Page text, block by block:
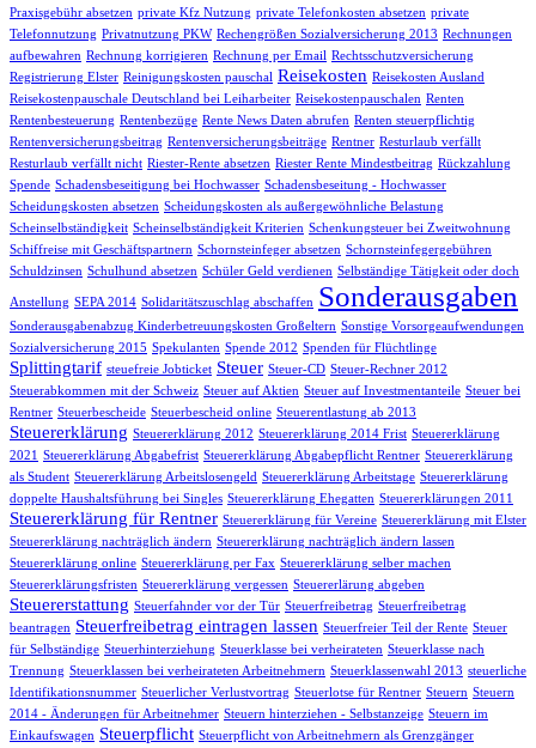
Praxisgebühr absetzen private Kfz Nutzung private Telefonkosten absetzen private
Telefonnutzung Privatnutzung PKW Rechengrößen Sozialversicherung 2013 Rechnungen
aufbewahren Rechnung korrigieren Rechnung per Email Rechtsschutzversicherung
Registrierung Elster Reinigungskosten pauschal Reisekosten Reisekosten Ausland
Reisekostenpauschale Deutschland bei Leiharbeiter Reisekostenpauschalen Renten
Rentenbesteuerung Rentenbezüge Rente News Daten abrufen Renten steuerpflichtig
Rentenversicherungsbeitrag Rentenversicherungsbeiträge Rentner Resturlaub verfällt
Resturlaub verfällt nicht Riester-Rente absetzen Riester Rente Mindestbeitrag Rückzahlung
Spende Schadensbeseitigung bei Hochwasser Schadensbeseitung - Hochwasser
Scheidungskosten absetzen Scheidungskosten als außergewöhnliche Belastung
Scheinselbständigkeit Scheinselbständigkeit Kriterien Schenkungsteuer bei Zweitwohnung
Schiffreise mit Geschäftspartnern Schornsteinfeger absetzen Schornsteinfegergebühren
Schuldzinsen Schulhund absetzen Schüler Geld verdienen Selbständige Tätigkeit oder doch
Anstellung SEPA 2014 Solidaritätszuschlag abschaffen Sonderausgaben
Sonderausgabenabzug Kinderbetreuungskosten Großeltern Sonstige Vorsorgeaufwendungen
Sozialversicherung 2015 Spekulanten Spende 2012 Spenden für Flüchtlinge
Splittingtarif steuefreie Jobticket Steuer Steuer-CD Steuer-Rechner 2012
Steuerabkommen mit der Schweiz Steuer auf Aktien Steuer auf Investmentanteile Steuer bei
Rentner Steuerbescheide Steuerbescheid online Steuerentlastung ab 2013
Steuererklärung Steuererklärung 2012 Steuererklärung 2014 Frist Steuererklärung
2021
Steuererklärung Abgabefrist Steuererklärung Abgabepflicht Rentner Steuererklärung
als Student Steuererklärung Arbeitslosengeld Steuererklärung Arbeitstage Steuererklärung
doppelte Haushaltsführung bei Singles Steuererklärung Ehegatten Steuererklärungen 2011
Steuererklärung für Rentner Steuererklärung für Vereine Steuererklärung mit Elster
Steuererklärung nachträglich ändern Steuererklärung nachträglich ändern lassen
Steuererklärung online Steuererklärung per Fax Steuererklärung selber machen
Steuererklärungsfristen Steuererklärung vergessen Steuererlärung abgeben
Steuererstattung Steuerfahnder vor der Tür Steuerfreibetrag Steuerfreibetrag
beantragen Steuerfreibetrag eintragen lassen Steuerfreier Teil der Rente Steuer
für Selbständige Steuerhinterziehung Steuerklasse bei verheirateten Steuerklasse nach
Trennung Steuerklassen bei verheirateten Arbeitnehmern Steuerklassenwahl 2013 steuerliche
Identifikationsnummer Steuerlicher Verlustvortrag Steuerlotse für Rentner Steuern Steuern
2014 - Änderungen für Arbeitnehmer Steuern hinterziehen - Selbstanzeige Steuern im
Einkaufswagen Steuerpflicht Steuerpflicht von Arbeitnehmern als Grenzgänger